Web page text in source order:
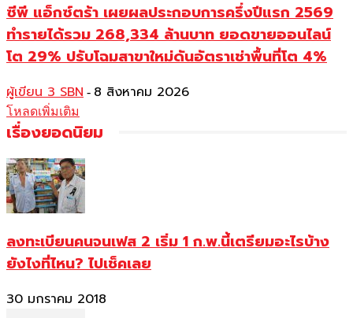
ซีพี แอ็กซ์ตร้า เผยผลประกอบการครึ่งปีแรก 2569
ทำรายได้รวม 268,334 ล้านบาท ยอดขายออนไลน์
โต 29% ปรับโฉมสาขาใหม่ดันอัตราเช่าพื้นที่โต 4%
ผู้เขียน 3 SBN - 8 สิงหาคม 2026
โหลดเพิ่มเติม
เรื่องยอดนิยม
ลงทะเบียนคนจนเฟส 2 เริ่ม 1 ก.พ.นี้เตรียมอะไรบ้าง
ยังไงที่ไหน? ไปเช็คเลย
30 มกราคม 2018